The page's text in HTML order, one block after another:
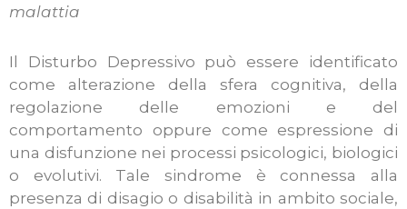
malattia
Il Disturbo Depressivo può essere identificato
come alterazione della sfera cognitiva, della
regolazione delle emozioni e del
comportamento oppure come espressione di
una disfunzione nei processi psicologici, biologici
o evolutivi. Tale sindrome è connessa alla
presenza di disagio o disabilità in ambito sociale,